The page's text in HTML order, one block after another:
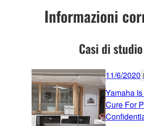
Informazioni
Casi di studio
11/6/2020
Yamaha
Cure For